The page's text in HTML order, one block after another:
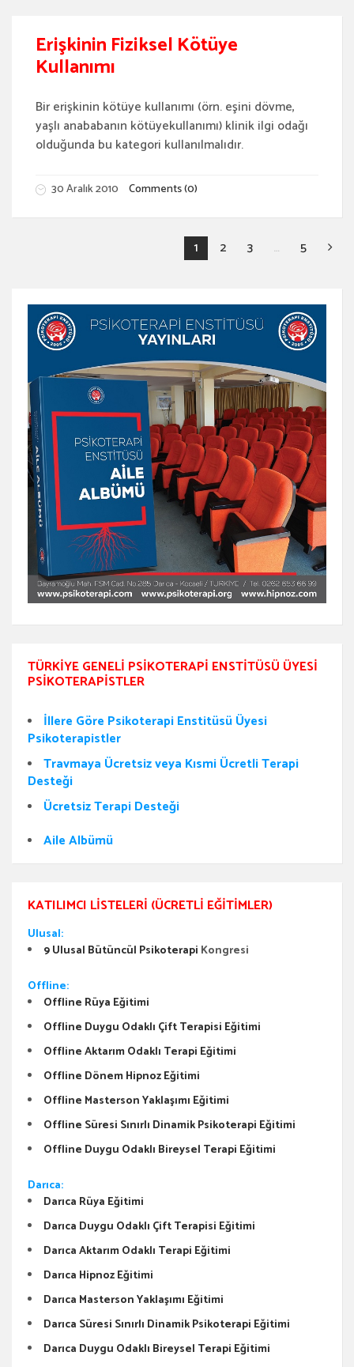
Erişkinin Fiziksel Kötüye
Kullanımı
Bir erişkinin kötüye kullanımı (örn. eşini dövme,
yaşlı anababanın kötüyekullanımı) klinik ilgi odağı
olduğunda bu kategori kullanılmalıdır.
30 Aralık 2010 Comments (0)
1 2 3 … 5
TÜRKIYE GENELI PSIKOTERAPI ENSTITÜSÜ ÜYESI
PSIKOTERAPISTLER
İllere Göre Psikoterapi Enstitüsü Üyesi
Psikoterapistler
Travmaya Ücretsiz veya Kısmi Ücretli Terapi
Desteği
Ücretsiz Terapi Desteği
Aile Albümü
KATILIMCI LISTELERI (ÜCRETLI EĞITIMLER)
Ulusal:
9 Ulusal Bütüncül Psikoterapi Kongresi
Offline:
Offline Rüya Eğitimi
Offline Duygu Odaklı Çift Terapisi Eğitimi
Offline Aktarım Odaklı Terapi Eğitimi
Offline Dönem Hipnoz Eğitimi
Offline Masterson Yaklaşımı Eğitimi
Offline Süresi Sınırlı Dinamik Psikoterapi Eğitimi
Offline Duygu Odaklı Bireysel Terapi Eğitimi
Darıca:
Darıca Rüya Eğitimi
Darıca Duygu Odaklı Çift Terapisi Eğitimi
Darıca Aktarım Odaklı Terapi Eğitimi
Darıca Hipnoz Eğitimi
Darıca Masterson Yaklaşımı Eğitimi
Darıca Süresi Sınırlı Dinamik Psikoterapi Eğitimi
Darıca Duygu Odaklı Bireysel Terapi Eğitimi